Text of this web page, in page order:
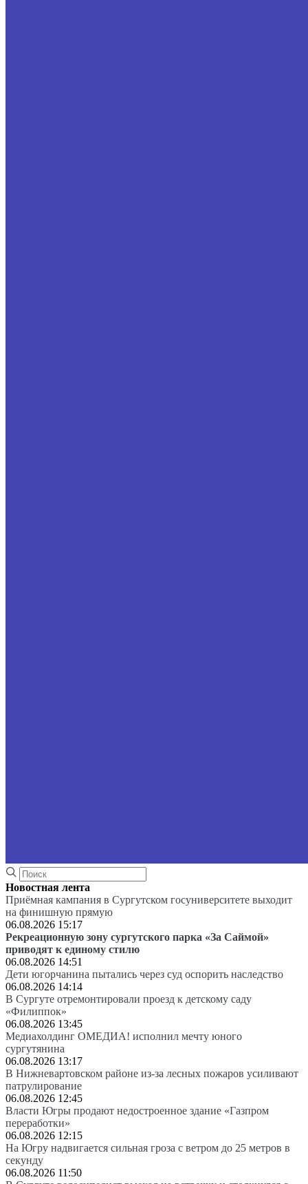
Новостная лента
Приёмная кампания в Сургутском госуниверситете выходит
на финишную прямую
06.08.2026 15:17
Рекреационную зону сургутского парка «За Саймой»
приводят к единому стилю
06.08.2026 14:51
Дети югорчанина пытались через суд оспорить наследство
06.08.2026 14:14
В Сургуте отремонтировали проезд к детскому саду
«Филиппок»
06.08.2026 13:45
Медиахолдинг ОМЕДИА! исполнил мечту юного
сургутянина
06.08.2026 13:17
В Нижневартовском районе из-за лесных пожаров усиливают
патрулирование
06.08.2026 12:45
Власти Югры продают недостроенное здание «Газпром
переработки»
06.08.2026 12:15
На Югру надвигается сильная гроза с ветром до 25 метров в
секунду
06.08.2026 11:50